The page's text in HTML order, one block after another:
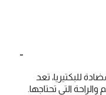
للبكتيريا، تعد
التي تحتاجها.